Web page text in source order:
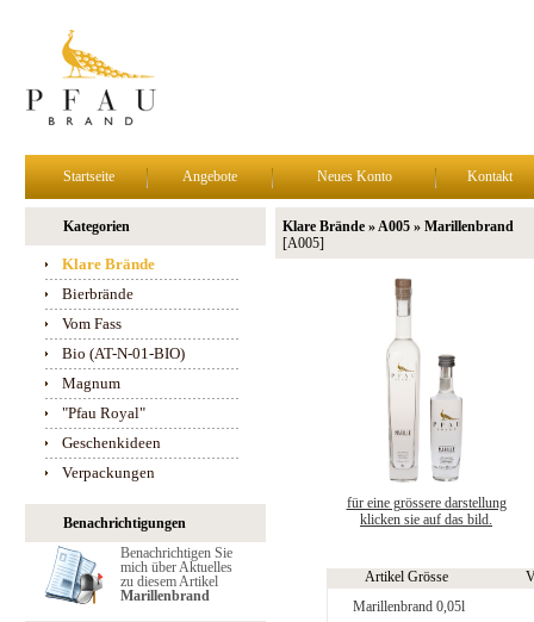
Startseite Angebote Neues Konto Kontakt
Kategorien
Klare Brände
Bierbrände
Vom Fass
Bio (AT-N-01-BIO)
Magnum
"Pfau Royal"
Geschenkideen
Verpackungen
Benachrichtigungen
Benachrichtigen Sie
mich über Aktuelles
zu diesem Artikel
Marillenbrand
Klare Brände » A005 » Marillenbrand
[A005]
für eine grössere darstellung
klicken sie auf das bild.
Artikel Grösse
Marillenbrand 0,05l